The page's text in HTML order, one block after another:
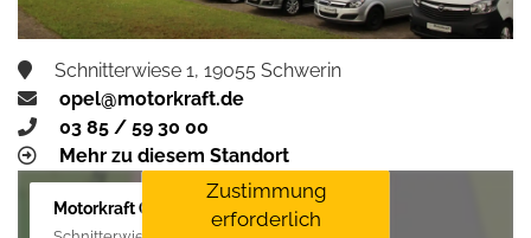
Schnitterwiese 1, 19055 Schwerin
opel@motorkraft.de
03 85 / 59 30 00
Mehr zu diesem Standort
Motorkraft GmbH
Zustimmung
erforderlich